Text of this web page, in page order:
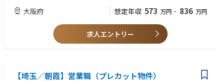
■アピールポイント
けです。担当業務にもよりますが海外に年間5-6回。国内出張に月3‐4回
程度出ていただくイメージです。国内も大阪から全国をカバーしており北
＊歓迎、畜肉業界での営業経験
＊海外サプライヤーとの交渉経験
＊自ら顧客、仕入先、ビジネススキームを開発できるまたは開発意思があ
＊TOEIC600点以上のスコアをお持ちの方（昇格要件の一つとして、TOEIC
自分でビジネスで創れる方/創ることに興味があるかたを希望しています。
大阪府 想定年収 573 万円 ~ 836 万円
求人エントリー
【埼玉／朝霞】営業職（プレカット物件）